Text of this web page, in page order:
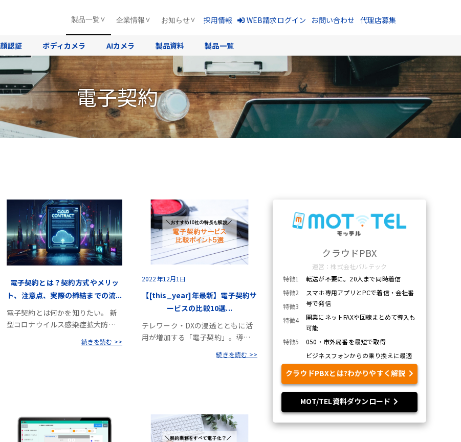
製品一覧
顔認証 ボディカメラ AIカメラ 製品資料 製品一覧
企業情報 お知らせ 採用情報 WEB請求ログイン お問い合わせ 代理店募集
電子契約
電子契約とは？契約方式やメリッ
ト、注意点、実際の締結までの流...
電子契約とは何かを知りたい。 新
型コロナウイルス感染症拡大防…
続きを読む >>
2022年12月1日
【[this_year]年最新】電子契約サ
ービスの比較10選...
テレワーク・DXの浸透とともに活
用が増加する「電子契約」。導…
続きを読む >>
クラウドPBX
運営：株式会社バルテック
特徴1
転送が不要に。20人まで同時着信
特徴2
スマホ専用アプリとPCで着信・会社番
号で発信
特徴3
開業にネットFAXや回線まとめて導入も
可能
特徴4
050・市外局番を最短で取得
特徴5
ビジネスフォンからの乗り換えに最適
クラウドPBXとは?わかりやすく解説
MOT/TEL資料ダウンロード